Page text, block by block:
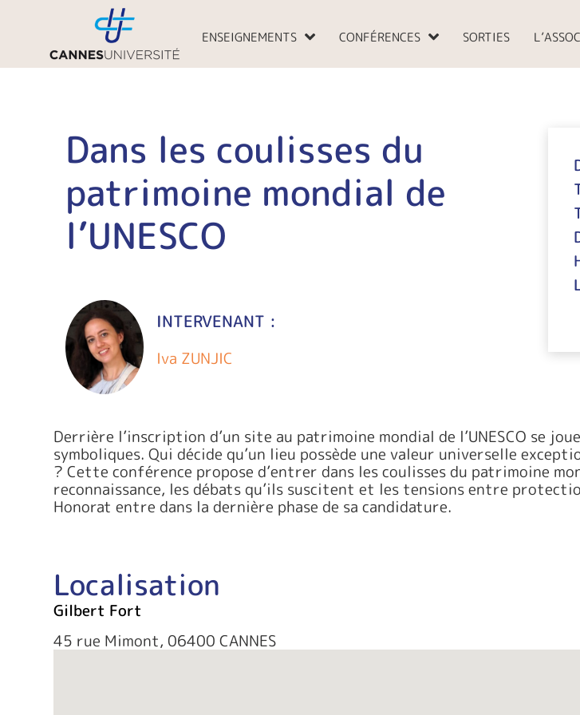
ENSEIGNEMENTS CONFÉRENCES SORTIES
Dans les coulisses du
patrimoine mondial de
l’UNESCO
INTERVENANT :
Iva ZUNJIC
Derrière l’inscription d’un site au patrimoine mondial de l’UNESCO se
symboliques. Qui décide qu’un lieu possède une valeur universelle
? Cette conférence propose d’entrer dans les coulisses du patrimoine
reconnaissance, les débats qu’ils suscitent et les tensions entre
Honorat entre dans la dernière phase de sa candidature.
Localisation
Gilbert Fort
45 rue Mimont, 06400 CANNES